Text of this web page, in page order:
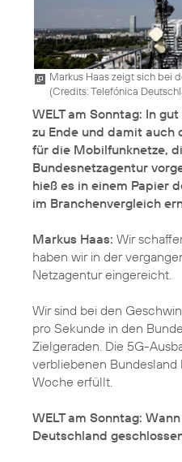
Markus Haas zeigt sich bei
(Credits: Telefónica
WELT am Sonntag: In
zu Ende und damit auch
für die Mobilfunknetze,
Bundesnetzagentur
hieß es in einem Papier
im Branchenvergleich
Markus Haas: Wir
haben wir in der
Netzagentur eingereicht.
Wir sind bei den
pro Sekunde in den
Zielgeraden. Die 5G-
verbliebenen Bundesland
Woche erfüllt.
WELT am Sonntag:
Deutschland